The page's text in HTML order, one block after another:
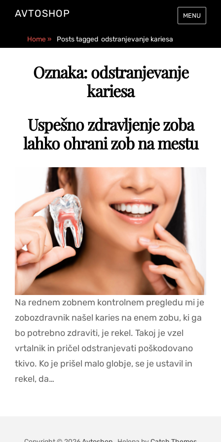
AVTOSHOP MENU
Home» Posts tagged odstranjevanje kariesa
Oznaka:odstranjevanje
kariesa
Uspešno zdravljenje zoba
lahko ohrani zob na mestu
Na rednem zobnem kontrolnem pregledu mi je
zobozdravnik našel karies na enem zobu, ki ga
bo potrebno zdraviti, je rekel. Takoj je vzel
vrtalnik in pričel odstranjevati poškodovano
tkivo. Ko je prišel malo globje, se je ustavil in
rekel, da…